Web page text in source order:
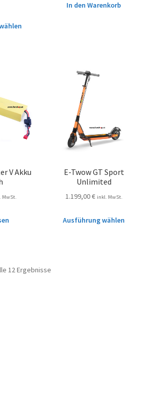
In den Warenkorb
V Akku
MwSt.
E-Twow GT Sport
Unlimited
1.199,00€ inkl. MwSt.
Ausführung wählen
12 Ergebnisse